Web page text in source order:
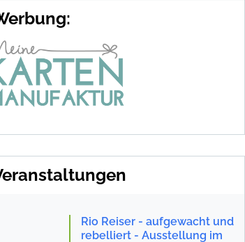
Rio Reiser - aufgewacht und
rebelliert - Ausstellung im